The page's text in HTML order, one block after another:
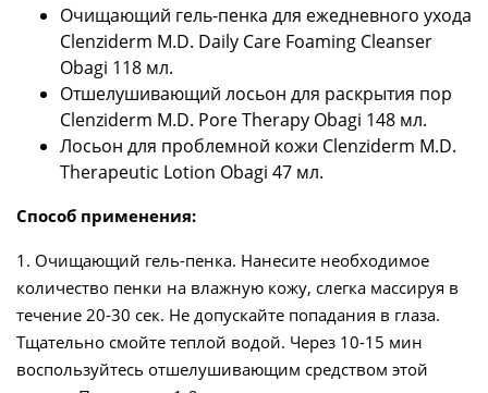
Очищающий гель-пенка для ежедневного ухода
Clenziderm M.D. Daily Care Foaming Cleanser
Obagi 118 мл.
Отшелушивающий лосьон для раскрытия пор
Clenziderm M.D. Pore Therapy Obagi 148 мл.
Лосьон для проблемной кожи Clenziderm M.D.
Therapeutic Lotion Obagi 47 мл.
Способ применения:
1. Очищающий гель-пенка. Нанесите необходимое
количество пенки на влажную кожу, слегка массируя в
течение 20-30 сек. Не допускайте попадания в глаза.
Тщательно смойте теплой водой. Через 10-15 мин
воспользуйтесь отшелушивающим средством этой